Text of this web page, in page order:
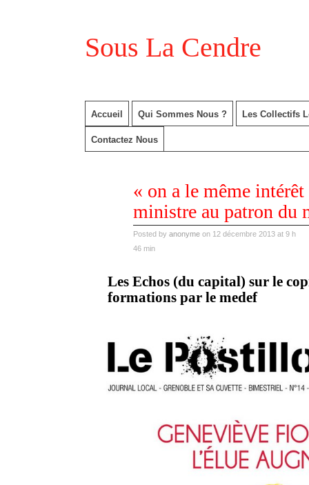
Sous La Cendre
Accueil Qui Sommes Nous ? Les Collectifs
Contactez Nous
« on a le même
ministre au patron du
Posted by anonymeon 12 décembre 2013 at 9 h
46 min
Les Echos (du capital) sur le
formations par le medef